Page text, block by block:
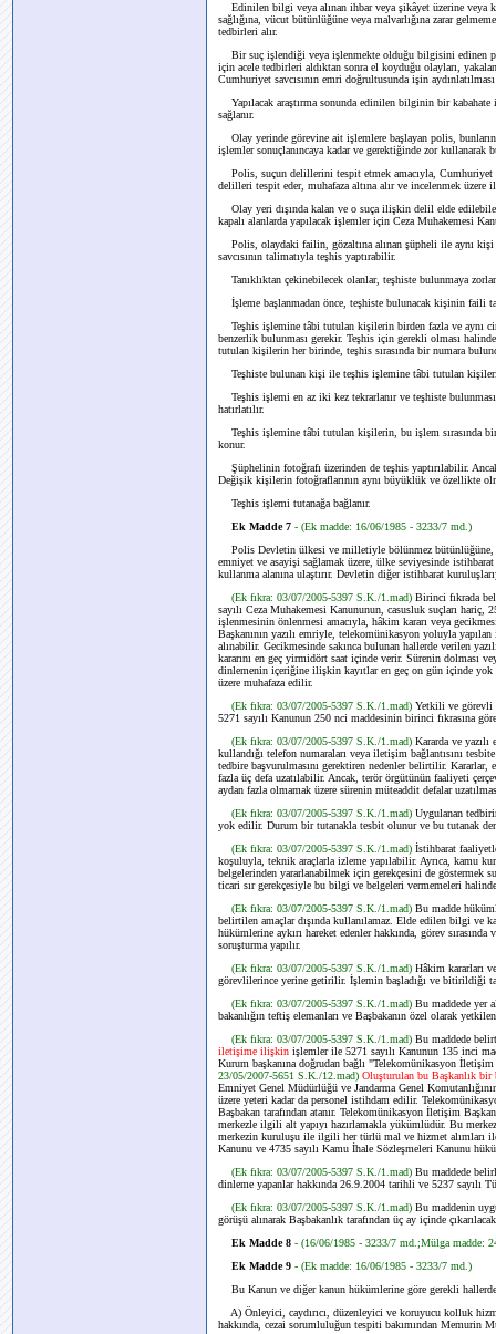
Edinilen bilgi veya alınan ihbar veya şikâyet üzerine veya
sağlığına, vücut bütünlüğüne veya malvarlığına zarar
tedbirleri alır.
Bir suç işlendiği veya işlenmekte olduğu bilgisini edinen
için acele tedbirleri aldıktan sonra el koyduğu olayları,
Cumhuriyet savcısının emri doğrultusunda işin
Yapılacak araştırma sonunda edinilen bilginin bir kabahate
sağlanır.
Olay yerinde görevine ait işlemlere başlayan polis, bunların
işlemler sonuçlanıncaya kadar ve gerektiğinde zor kullanarak
Polis, suçun delillerini tespit etmek amacıyla, Cumhuriyet
delilleri tespit eder, muhafaza altına alır ve incelenmek üzere
Olay yeri dışında kalan ve o suça ilişkin delil elde
kapalı alanlarda yapılacak işlemler için Ceza Muhakemesi
Polis, olaydaki failin, gözaltına alınan şüpheli ile aynı kişi
savcısının talimatıyla teşhis yaptırabilir.
Tanıklıktan çekinebilecek olanlar, teşhiste bulunmaya
İşleme başlanmadan önce, teşhiste bulunacak kişinin faili
Teşhis işlemine tâbi tutulan kişilerin birden fazla ve aynı
benzerlik bulunması gerekir. Teşhis için gerekli olması
tutulan kişilerin her birinde, teşhis sırasında bir numara
Teşhiste bulunan kişi ile teşhis işlemine tâbi tutulan
Teşhis işlemi en az iki kez tekrarlanır ve teşhiste
hatırlatılır.
Teşhis işlemine tâbi tutulan kişilerin, bu işlem sırasında
konur.
Şüphelinin fotoğrafı üzerinden de teşhis yaptırılabilir.
Değişik kişilerin fotoğraflarının aynı büyüklük ve özellikte
Teşhis işlemi tutanağa bağlanır.
Ek Madde 7 - (Ek madde: 16/06/1985 - 3233/7 md.)
Polis Devletin ülkesi ve milletiyle bölünmez bütünlüğüne,
emniyet ve asayişi sağlamak üzere, ülke seviyesinde
kullanma alanına ulaştırır. Devletin diğer istihbarat
(Ek fıkra: 03/07/2005-5397 S.K./1.mad) Birinci fıkrada
sayılı Ceza Muhakemesi Kanununun, casusluk suçları hariç,
işlenmesinin önlenmesi amacıyla, hâkim kararı veya
Başkanının yazılı emriyle, telekomünikasyon yoluyla
alınabilir. Gecikmesinde sakınca bulunan hallerde verilen
kararını en geç yirmidört saat içinde verir. Sürenin dolması
dinlemenin içeriğine ilişkin kayıtlar en geç on gün içinde
üzere muhafaza edilir.
(Ek fıkra: 03/07/2005-5397 S.K./1.mad) Yetkili ve görevli
5271 sayılı Kanunun 250 nci maddesinin birinci fıkrasına
(Ek fıkra: 03/07/2005-5397 S.K./1.mad) Kararda ve
kullandığı telefon numaraları veya iletişim bağlantısını
tedbire başvurulmasını gerektiren nedenler belirtilir.
fazla üç defa uzatılabilir. Ancak, terör örgütünün faaliyeti
aydan fazla olmamak üzere sürenin müteaddit defalar
(Ek fıkra: 03/07/2005-5397 S.K./1.mad) Uygulanan
yok edilir. Durum bir tutanakla tesbit olunur ve bu tutanak
(Ek fıkra: 03/07/2005-5397 S.K./1.mad) İstihbarat
koşuluyla, teknik araçlarla izleme yapılabilir. Ayrıca, kamu
belgelerinden yararlanabilmek için gerekçesini de göstermek
ticari sır gerekçesiyle bu bilgi ve belgeleri vermemeleri
(Ek fıkra: 03/07/2005-5397 S.K./1.mad) Bu madde
belirtilen amaçlar dışında kullanılamaz. Elde edilen bilgi ve
hükümlerine aykırı hareket edenler hakkında, görev
soruşturma yapılır.
(Ek fıkra: 03/07/2005-5397 S.K./1.mad) Hâkim kararları
görevlilerince yerine getirilir. İşlemin başladığı ve bitirildiği
(Ek fıkra: 03/07/2005-5397 S.K./1.mad) Bu maddede yer
bakanlığın teftiş elemanları ve Başbakanın özel olarak
(Ek fıkra: 03/07/2005-5397 S.K./1.mad) Bu maddede
iletişime ilişkin işlemler ile 5271 sayılı Kanunun 135 inci
Kurum başkanına doğrudan bağlı "Telekomünikasyon
23/05/2007-5651 S.K./12.mad) Oluşturulan bu Başkanlık bir
Emniyet Genel Müdürlüğü ve Jandarma Genel
üzere yeteri kadar da personel istihdam edilir.
Başbakan tarafından atanır. Telekomünikasyon İletişim
merkezle ilgili alt yapıyı hazırlamakla yükümlüdür. Bu
merkezin kuruluşu ile ilgili her türlü mal ve hizmet alımları
Kanunu ve 4735 sayılı Kamu İhale Sözleşmeleri Kanunu
(Ek fıkra: 03/07/2005-5397 S.K./1.mad) Bu maddede
dinleme yapanlar hakkında 26.9.2004 tarihli ve 5237 sayılı
(Ek fıkra: 03/07/2005-5397 S.K./1.mad) Bu maddenin
görüşü alınarak Başbakanlık tarafından üç ay içinde
Ek Madde 8 - (16/06/1985 - 3233/7 md.;Mülga madde:
Ek Madde 9 - (Ek madde: 16/06/1985 - 3233/7 md.)
Bu Kanun ve diğer kanun hükümlerine göre gerekli
A) Önleyici, caydırıcı, düzenleyici ve koruyucu kolluk
hakkında, cezai sorumluluğun tespiti bakımından Memurin